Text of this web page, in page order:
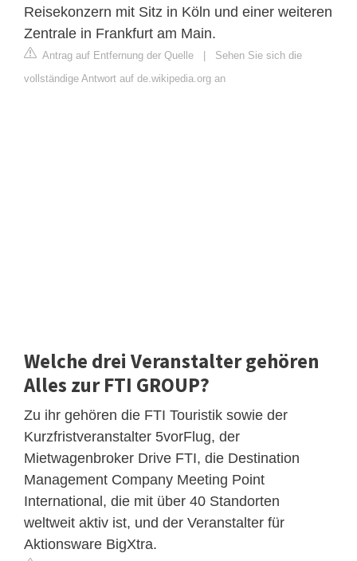
Reisekonzern mit Sitz in Köln und einer weiteren
Zentrale in Frankfurt am Main.
Antrag auf Entfernung der Quelle | Sehen Sie sich die
vollständige Antwort auf de.wikipedia.org an
Welche drei Veranstalter gehören
Alles zur FTI GROUP?
Zu ihr gehören die FTI Touristik sowie der
Kurzfristveranstalter 5vorFlug, der
Mietwagenbroker Drive FTI, die Destination
Management Company Meeting Point
International, die mit über 40 Standorten
weltweit aktiv ist, und der Veranstalter für
Aktionsware BigXtra.